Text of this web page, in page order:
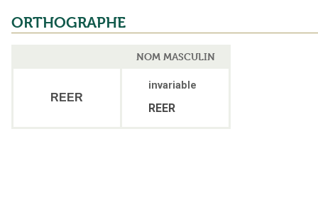
ORTHOGRAPHE
NOM MASCULIN
REER
invariable
REER